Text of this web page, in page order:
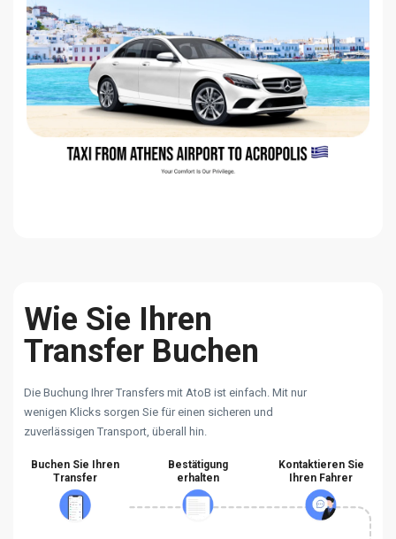
Wie Sie Ihren
Transfer Buchen
Die Buchung Ihrer Transfers mit AtoB ist einfach. Mit nur
wenigen Klicks sorgen Sie für einen sicheren und
zuverlässigen Transport, überall hin.
Buchen Sie Ihren
Transfer
Bestätigung
erhalten
Kontaktieren Sie
Ihren Fahrer